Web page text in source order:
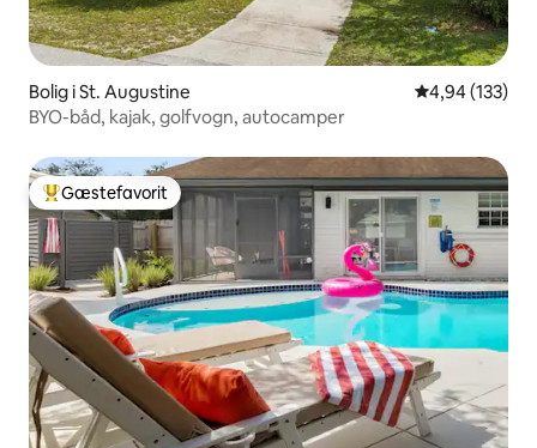
Bolig i St. Augustine 4,94 ud af 5 i
4,94 (133)
BYO-båd, kajak, golfvogn, autocamper
Bedste gæstefavorit
Gæstefavorit